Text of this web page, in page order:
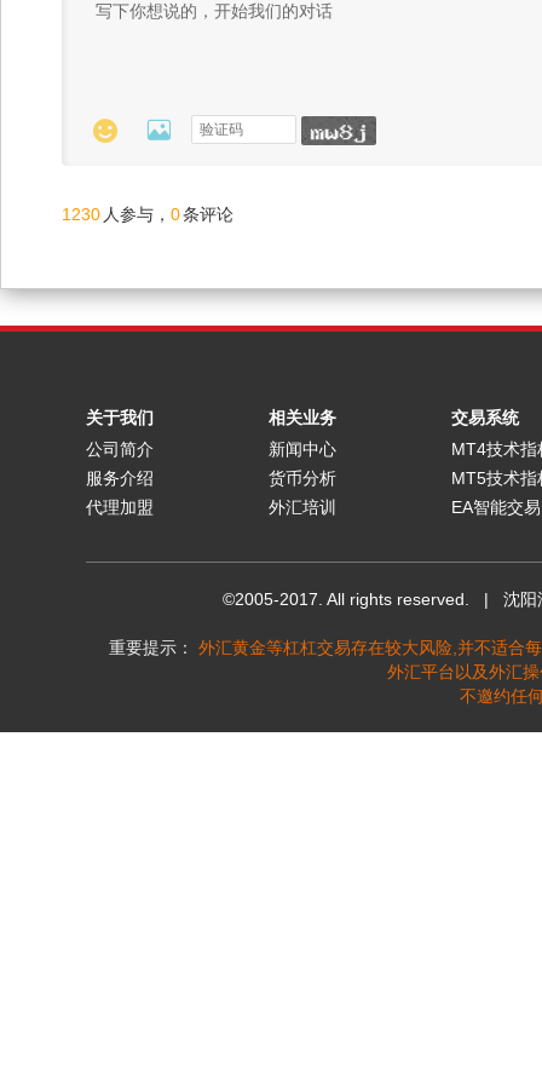
 
1230 人参与， 0条评论
关于我们
公司简介
服务介绍
代理加盟
相关业务
新闻中心
货币分析
外汇培训
交易系统
MT4技术指
MT5技术指
EA智能交易
©2005-2017. All rights reserved. | 沈阳
重要提示：
外汇黄金等杠杠交易存在较大风险,并不适合
外汇平台以及外汇
不邀约任